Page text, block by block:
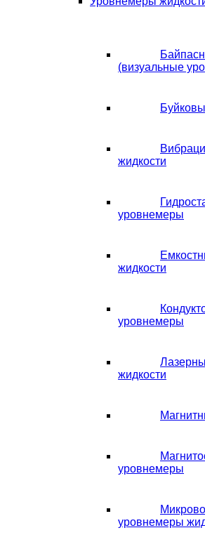
(визуальные
жидкости
уровнемеры
жидкости
уровнемеры
жидкости
уровнемеры
уровнемеры